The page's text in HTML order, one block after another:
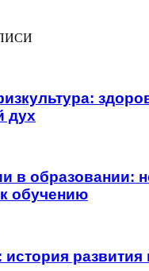
дух
в образовании:
обучению
история развития